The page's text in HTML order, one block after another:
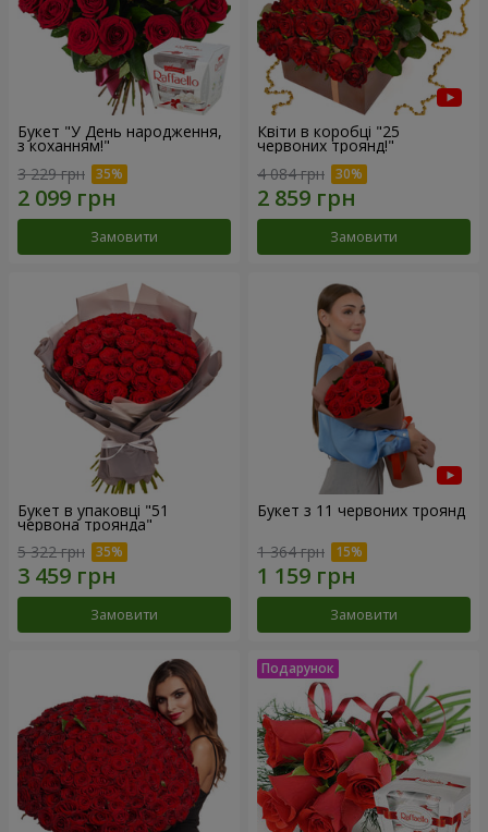
Букет "У День народження,
з коханням!"
3 229 грн
Замовити
Квіти в коробці "25
червоних троянд!"
4 084 грн
Замовити
Букет в упаковці "51
червона троянда"
5 322 грн
Замовити
Букет з 11 червоних троянд
1 364 грн
Замовити